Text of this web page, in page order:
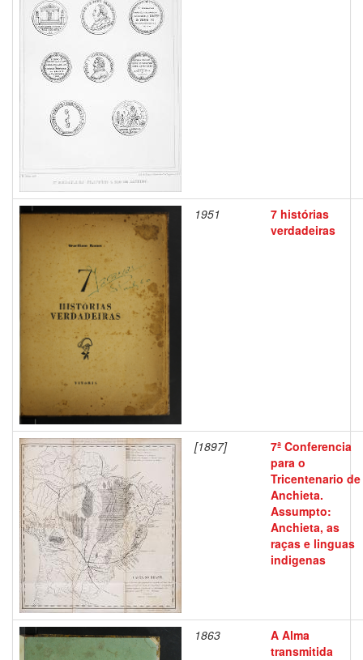
1951
7 histórias
verdadeiras
[1897]
7ª Conferencia
para o
Tricentenario de
Anchieta.
Assumpto:
Anchieta, as
raças e linguas
indigenas
1863
A Alma
transmitida